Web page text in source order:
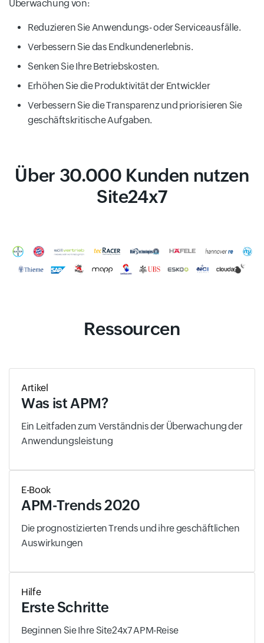
Überwachung von:
Reduzieren Sie Anwendungs- oder Serviceausfälle.
Verbessern Sie das Endkundenerlebnis.
Senken Sie Ihre Betriebskosten.
Erhöhen Sie die Produktivität der Entwickler
Verbessern Sie die Transparenz und priorisieren Sie
geschäftskritische Aufgaben.
Über 30.000 Kunden nutzen
Site24x7
Ressourcen
Artikel
Was ist APM?
Ein Leitfaden zum Verständnis der Überwachung der
Anwendungsleistung
E-Book
APM-Trends 2020
Die prognostizierten Trends und ihre geschäftlichen
Auswirkungen
Hilfe
Erste Schritte
Beginnen Sie Ihre Site24x7 APM-Reise